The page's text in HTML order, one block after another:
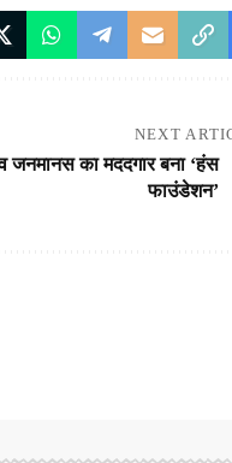
NEXT
जनमानस का मददगार बना ‘हंस
फाउंडेशन’